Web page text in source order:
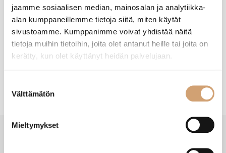
jaamme sosiaalisen median, mainosalan ja analytiikka-
alan kumppaneillemme tietoja siitä, miten käytät
sivustoamme. Kumppanimme voivat yhdistää näitä
tietoja muihin tietoihin, joita olet antanut heille tai joita on
kerätty, kun olet käyttänyt heidän palvelujaan.
valinta
Välttämätön
Mieltymykset
- Tuotteesta ei ole vielä arvosteluja -
New content loaded